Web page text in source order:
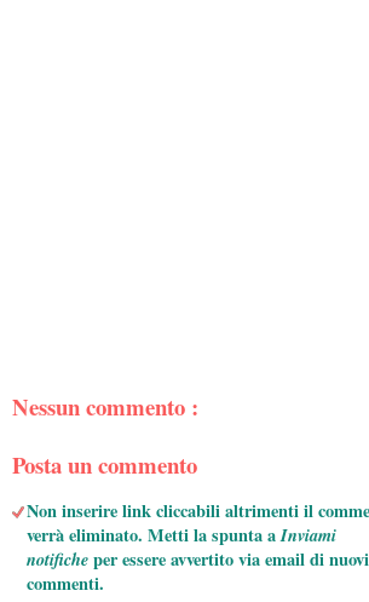
Nessun commento :
Posta un commento
Non inserire link cliccabili altrimenti il
verrà eliminato. Metti la spunta aInviami
notificheper essere avvertito via email di nuovi
commenti.